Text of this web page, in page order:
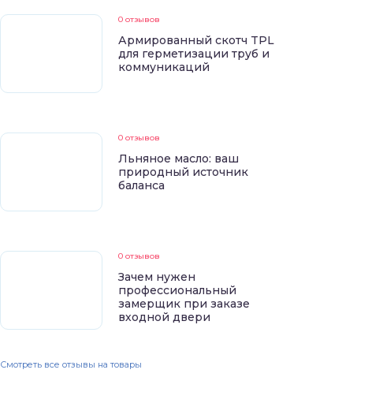
0 отзывов
Армированный скотч TPL
для герметизации труб и
коммуникаций
0 отзывов
Льняное масло: ваш
природный источник
баланса
0 отзывов
Зачем нужен
профессиональный
замерщик при заказе
входной двери
Смотреть все отзывы на товары